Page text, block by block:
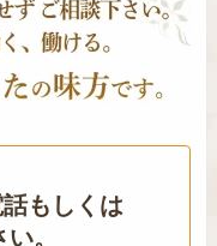
もしくは
。